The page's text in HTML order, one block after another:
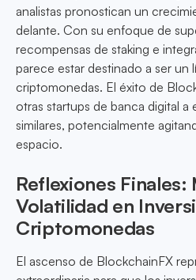
analistas pronostican un
delante. Con su enfoque de
recompensas de staking e
parece estar destinado a ser un
criptomonedas. El éxito de
otras startups de banca digital a
similares, potencialmente
espacio.
Reflexiones Finales:
Volatilidad en
Criptomonedas
El ascenso de BlockchainFX